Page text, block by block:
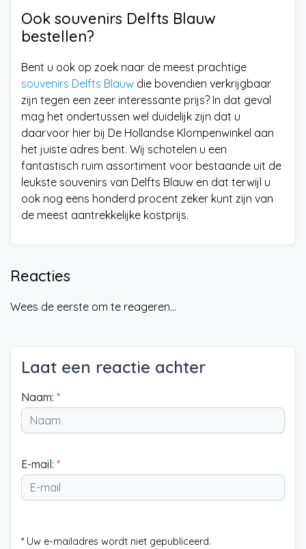
Ook souvenirs Delfts Blauw
bestellen?
Bent u ook op zoek naar de meest prachtige
souvenirs Delfts Blauw die bovendien verkrijgbaar
zijn tegen een zeer interessante prijs? In dat geval
mag het ondertussen wel duidelijk zijn dat u
daarvoor hier bij De Hollandse Klompenwinkel aan
het juiste adres bent. Wij schotelen u een
fantastisch ruim assortiment voor bestaande uit de
leukste souvenirs van Delfts Blauw en dat terwijl u
ook nog eens honderd procent zeker kunt zijn van
de meest aantrekkelijke kostprijs.
Reacties
Wees de eerste om te reageren...
Laat een reactie achter
Naam: *
E-mail: *
* Uw e-mailadres wordt niet gepubliceerd.